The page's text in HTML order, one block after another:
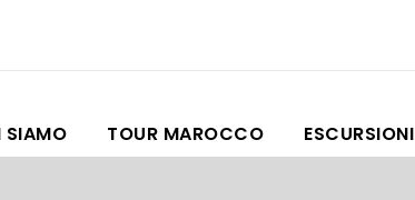
SIAMO TOUR MAROCCO ESCURSIONI